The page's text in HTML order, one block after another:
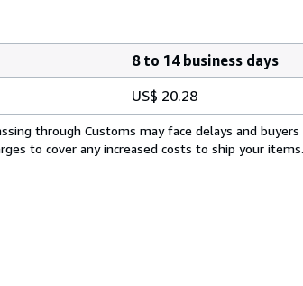
8 to 14 business days
US$ 20.28
through Customs may face delays and
to cover any increased costs to ship your items.